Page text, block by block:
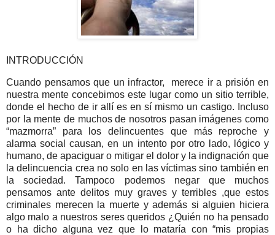
INTRODUCCIÓN
Cuando pensamos que un infractor, merece ir a prisión en
nuestra mente concebimos este lugar como un sitio terrible,
donde el hecho de ir allí es en sí mismo un castigo. Incluso
por la mente de muchos de nosotros pasan imágenes como
“mazmorra” para los delincuentes que más reproche y
alarma social causan, en un intento por otro lado, lógico y
humano, de apaciguar o mitigar el dolor y la indignación que
la delincuencia crea no solo en las víctimas sino también en
la sociedad. Tampoco podemos negar que muchos
pensamos ante delitos muy graves y terribles ,que estos
criminales merecen la muerte y además si alguien hiciera
algo malo a nuestros seres queridos ¿Quién no ha pensado
o ha dicho alguna vez que lo mataría con “mis propias